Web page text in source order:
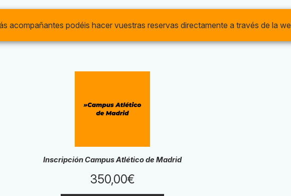
acompañantes podéis hacer vuestras reservas directamente a través de la
Inscripción Campus Atlético de Madrid
350,00€